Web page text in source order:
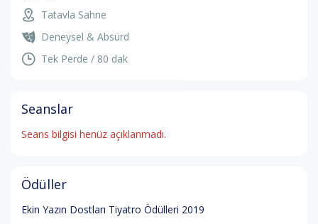
Tatavla Sahne
Deneysel & Absürd
Tek Perde / 80 dak
Seanslar
Seans bilgisi henüz açıklanmadı.
Ödüller
Ekin Yazın Dostları Tiyatro Ödülleri 2019